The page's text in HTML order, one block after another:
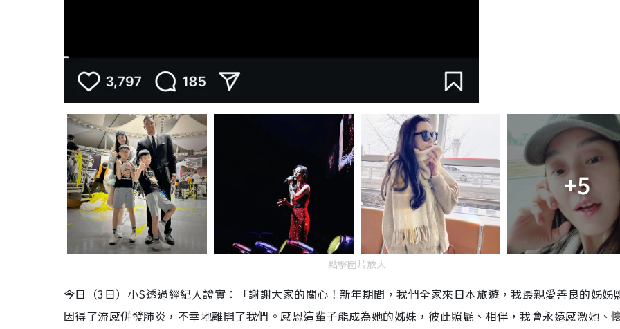
+5
點擊圖片放大
今日（3日）小S透過經紀人證實：「謝謝大家的關心！新年期間，我們全家來日本旅遊，我最親愛善良的姊姊
因得了流感併發肺炎，不幸地離開了我們。感恩這輩子能成為她的姊妹，彼此照顧、相伴，我會永遠感激她、